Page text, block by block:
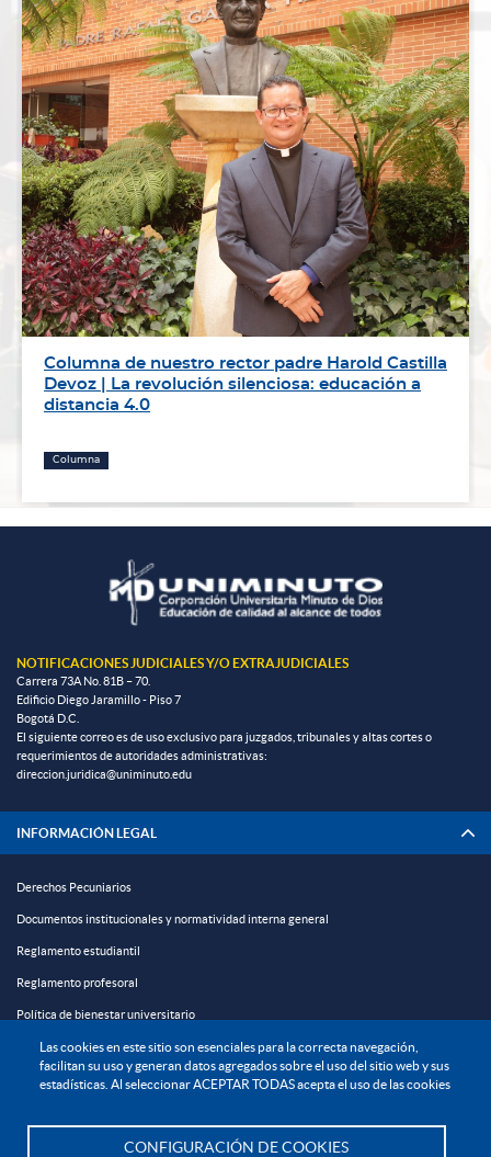
Las cookies en este sitio son esenciales para la correcta navegación,
facilitan su uso y generan datos agregados sobre el uso del sitio web y sus
estadísticas. Al seleccionar ACEPTAR TODAS acepta el uso de las cookies
CONFIGURACIÓN DE COOKIES
Columna de nuestro rector padre Harold Castilla
Devoz | La revolución silenciosa: educación a
distancia 4.0
Columna
NOTIFICACIONES JUDICIALES Y/O EXTRAJUDICIALES
Carrera 73A No. 81B – 70.
Edificio Diego Jaramillo - Piso 7
Bogotá D.C.
El siguiente correo es de uso exclusivo para juzgados, tribunales y altas cortes o
requerimientos de autoridades administrativas:
direccion.juridica@uniminuto.edu
INFORMACIÓN LEGAL
Derechos Pecuniarios
Documentos institucionales y normatividad interna general
Reglamento estudiantil
Reglamento profesoral
Política de bienestar universitario
Política de protección de datos personales